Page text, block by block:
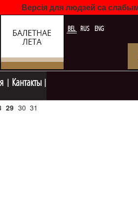
Версія для людзей са
BEL RUS ENG
Кантакты
29 30 31